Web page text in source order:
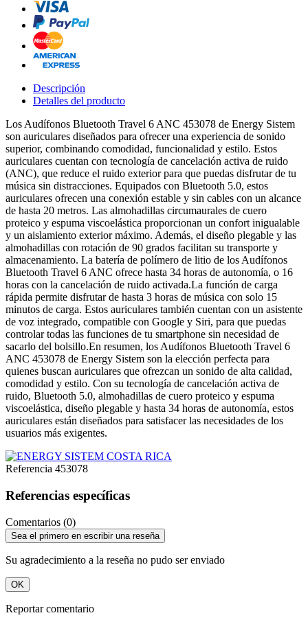
Descripción
Detalles del producto
Los Audífonos Bluetooth Travel 6 ANC 453078 de Energy Sistem
son auriculares diseñados para ofrecer una experiencia de sonido
superior, combinando comodidad, funcionalidad y estilo. Estos
auriculares cuentan con tecnología de cancelación activa de ruido
(ANC), que reduce el ruido exterior para que puedas disfrutar de tu
música sin distracciones. Equipados con Bluetooth 5.0, estos
auriculares ofrecen una conexión estable y sin cables con un alcance
de hasta 20 metros. Las almohadillas circumaurales de cuero
proteico y espuma viscoelástica proporcionan un confort inigualable
y un aislamiento exterior máximo. Además, el diseño plegable y las
almohadillas con rotación de 90 grados facilitan su transporte y
almacenamiento. La batería de polímero de litio de los Audífonos
Bluetooth Travel 6 ANC ofrece hasta 34 horas de autonomía, o 16
horas con la cancelación de ruido activada.La función de carga
rápida permite disfrutar de hasta 3 horas de música con solo 15
minutos de carga. Estos auriculares también cuentan con un asistente
de voz integrado, compatible con Google y Siri, para que puedas
controlar todas las funciones de tu smartphone sin necesidad de
sacarlo del bolsillo.En resumen, los Audífonos Bluetooth Travel 6
ANC 453078 de Energy Sistem son la elección perfecta para
quienes buscan auriculares que ofrezcan un sonido de alta calidad,
comodidad y estilo. Con su tecnología de cancelación activa de
ruido, Bluetooth 5.0, almohadillas de cuero proteico y espuma
viscoelástica, diseño plegable y hasta 34 horas de autonomía, estos
auriculares están diseñados para satisfacer las necesidades de los
usuarios más exigentes.
Referencia 453078
Referencias específicas
Comentarios (0)
Sea el primero en escribir una reseña
Su agradecimiento a la reseña no pudo ser enviado
OK
Reportar comentario